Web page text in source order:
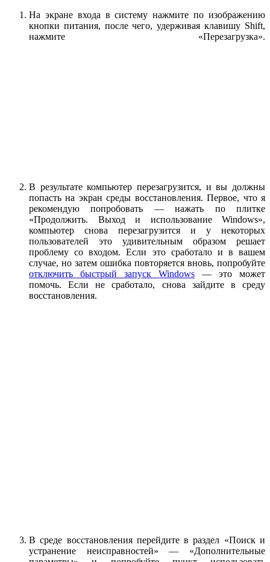
На экране входа в систему нажмите по изображению
кнопки питания, после чего, удерживая клавишу Shift,
нажмите «Перезагрузка».
В результате компьютер перезагрузится, и вы должны
попасть на экран среды восстановления. Первое, что я
рекомендую попробовать — нажать по плитке
«Продолжить. Выход и использование Windows»,
компьютер снова перезагрузится и у некоторых
пользователей это удивительным образом решает
проблему со входом. Если это сработало и в вашем
случае, но затем ошибка повторяется вновь, попробуйте
отключить быстрый запуск Windows — это может
помочь. Если не сработало, снова зайдите в среду
восстановления.
В среде восстановления перейдите в раздел «Поиск и
устранение неисправностей» — «Дополнительные